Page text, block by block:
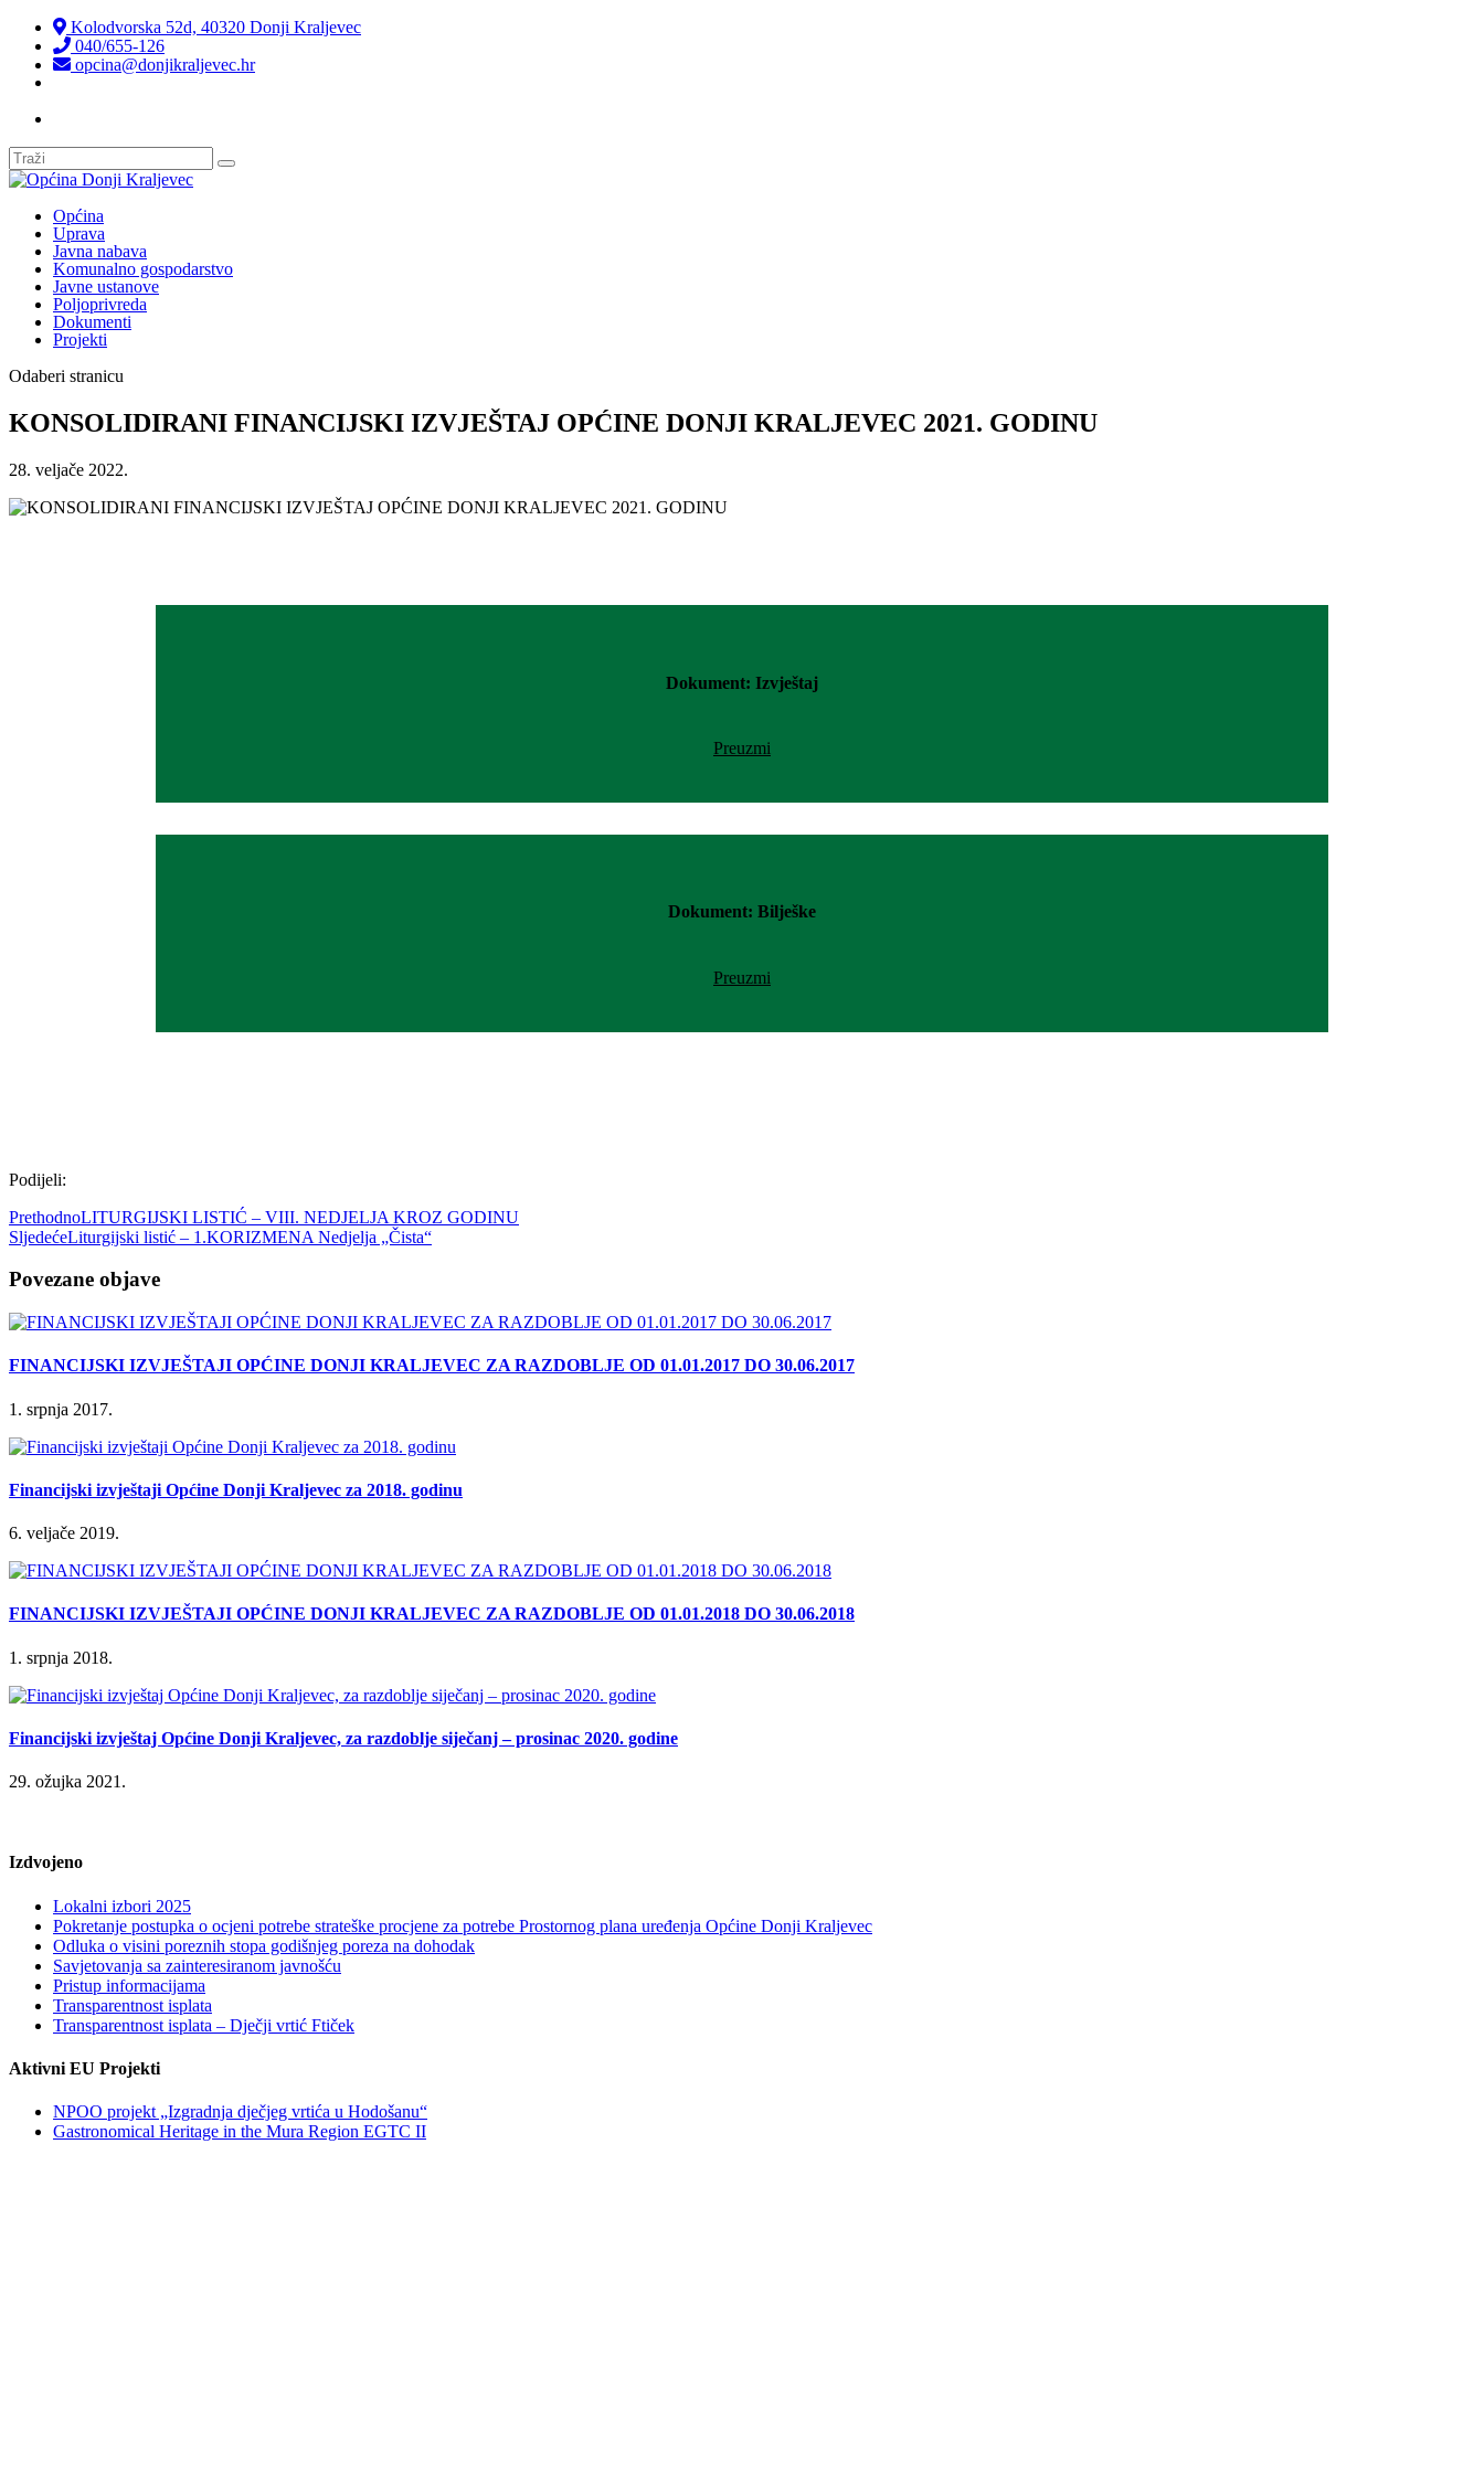
Kolodvorska 52d, 40320 Donji Kraljevec
040/655-126
opcina@donjikraljevec.hr
Općina
Uprava
Javna nabava
Komunalno gospodarstvo
Javne ustanove
Poljoprivreda
Dokumenti
Projekti
Odaberi stranicu
KONSOLIDIRANI FINANCIJSKI IZVJEŠTAJ OPĆINE DONJI KRALJEVEC 2021. GODINU
28. veljače 2022.
Dokument: Izvještaj
Preuzmi
Dokument: Bilješke
Preuzmi
Podijeli:
PrethodnoLITURGIJSKI LISTIĆ – VIII. NEDJELJA KROZ GODINU
SljedećeLiturgijski listić – 1.KORIZMENA Nedjelja „Čista“
Povezane objave
FINANCIJSKI IZVJEŠTAJI OPĆINE DONJI KRALJEVEC ZA RAZDOBLJE OD 01.01.2017 DO 30.06.2017
1. srpnja 2017.
Financijski izvještaji Općine Donji Kraljevec za 2018. godinu
6. veljače 2019.
FINANCIJSKI IZVJEŠTAJI OPĆINE DONJI KRALJEVEC ZA RAZDOBLJE OD 01.01.2018 DO 30.06.2018
1. srpnja 2018.
Financijski izvještaj Općine Donji Kraljevec, za razdoblje siječanj – prosinac 2020. godine
29. ožujka 2021.
Izdvojeno
Lokalni izbori 2025
Pokretanje postupka o ocjeni potrebe strateške procjene za potrebe Prostornog plana uređenja Općine Donji Kraljevec
Odluka o visini poreznih stopa godišnjeg poreza na dohodak
Savjetovanja sa zainteresiranom javnošću
Pristup informacijama
Transparentnost isplata
Transparentnost isplata – Dječji vrtić Ftiček
Aktivni EU Projekti
NPOO projekt „Izgradnja dječjeg vrtića u Hodošanu“
Gastronomical Heritage in the Mura Region EGTC II